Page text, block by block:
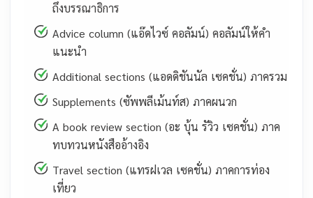
ถึงบรรณาธิการ
Advice column (แอ๊ดไวซ์ คอลัมน์) คอลัมน์ให้คำ
แนะนำ
Additional sections (แอดดิชันนัล เซคชั่น) ภาครวม
Supplements (ซัพพลีเม้นท์ส) ภาคผนวก
A book review section (อะ บุ้น รัวิว เซคชั่น) ภาค
ทบทวนหนังสืออ้างอิง
Travel section (แทรฝเวล เซคชั่น) ภาคการท่อง
เที่ยว